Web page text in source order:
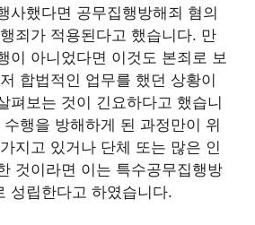
사했다면 공무집행방해죄 혐의
죄가 적용된다고 했습니다. 만
이 아니었다면 이것도 본죄로 보
합법적인 업무를 했던 상황이
펴보는 것이 긴요하다고 했습니
행을 방해하게 된 과정만이 위
지고 있거나 단체 또는 많은 인
것이라면 이는 특수공무집행방
성립한다고 하였습니다.